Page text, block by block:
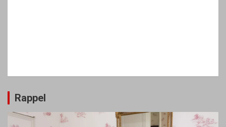
Rappel